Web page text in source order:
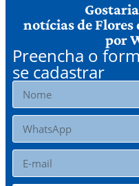
notícias de Flores
por
Preencha o
se cadastrar